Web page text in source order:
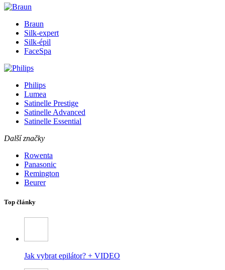
Braun
Silk-expert
Silk-épil
FaceSpa
Philips
Lumea
Satinelle Prestige
Satinelle Advanced
Satinelle Essential
Další značky
Rowenta
Panasonic
Remington
Beurer
Top články
Jak vybrat epilátor? + VIDEO